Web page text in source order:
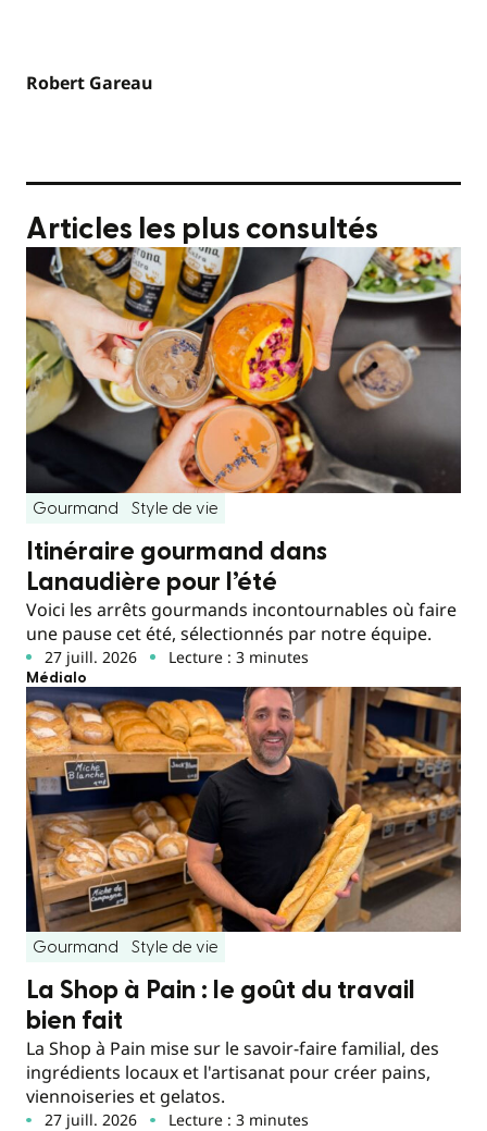
Robert Gareau
Articles les plus consultés
Gourmand Style de vie
Itinéraire gourmand dans
Lanaudière pour l’été
Voici les arrêts gourmands incontournables où faire
une pause cet été, sélectionnés par notre équipe.
27 juill. 2026 Lecture : 3 minutes
Médialo
Gourmand Style de vie
La Shop à Pain : le goût du travail
bien fait
La Shop à Pain mise sur le savoir-faire familial, des
ingrédients locaux et l'artisanat pour créer pains,
viennoiseries et gelatos.
27 juill. 2026 Lecture : 3 minutes